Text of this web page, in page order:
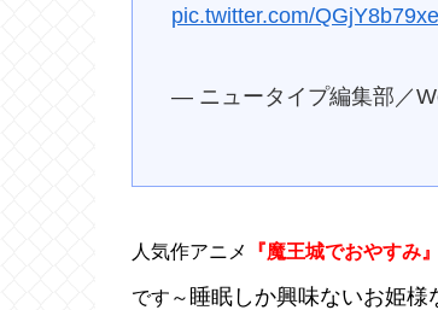
pic.twitter.com/QGjY8b79xe
— ニュータイプ編集部／
人気作アニメ 『魔王城でおやすみ』
です～ 睡眠しか興味ないお姫様